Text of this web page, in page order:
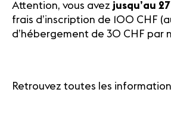
Attention, vous avez jusqu’au
frais d’inscription de 100 CHF
d’hébergement de 30 CHF par
Retrouvez toutes les